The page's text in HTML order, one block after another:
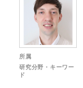
所属
研究分野・キーワー
ド